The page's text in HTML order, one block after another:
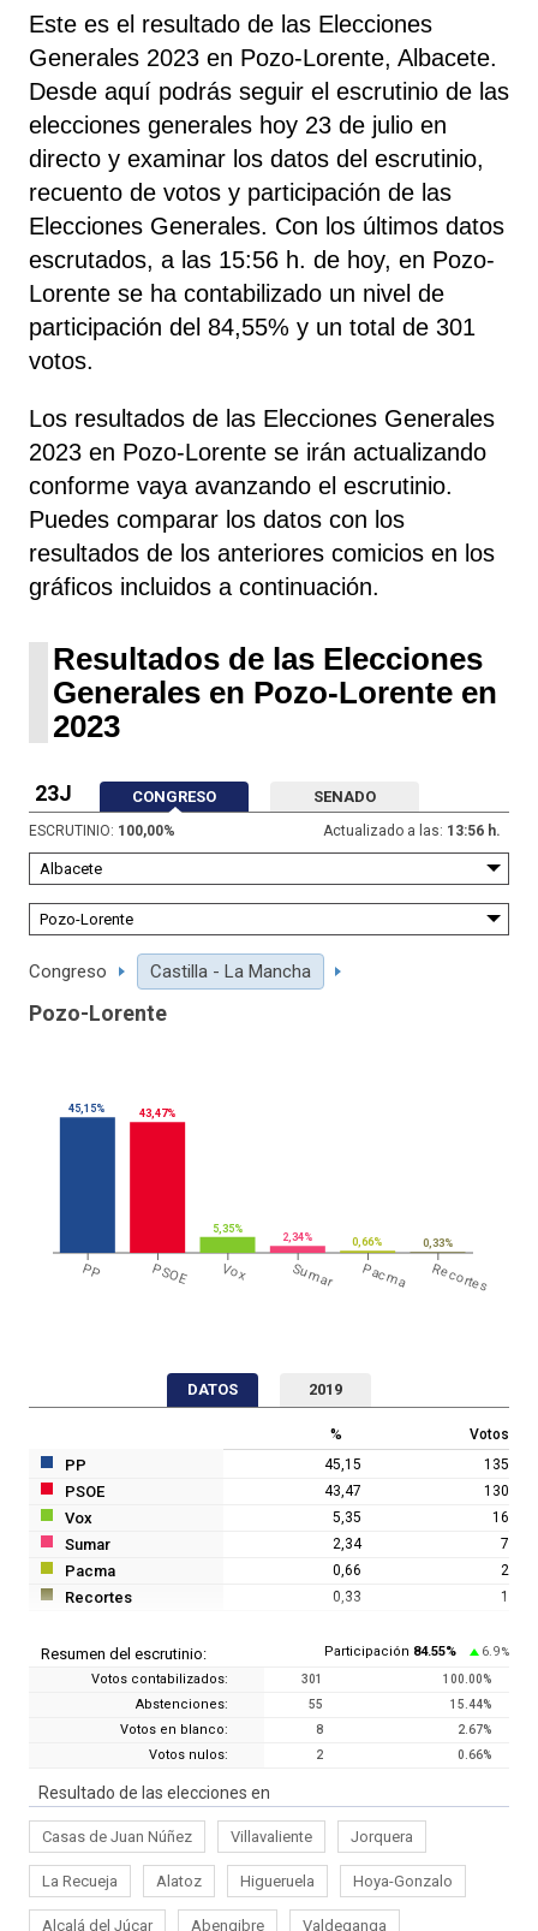
Este es el resultado de las Elecciones
Generales 2023 en Pozo-Lorente, Albacete.
Desde aquí podrás seguir el escrutinio de las
elecciones generales hoy 23 de julio en
directo y examinar los datos del escrutinio,
recuento de votos y participación de las
Elecciones Generales. Con los últimos datos
escrutados, a las 15:56 h. de hoy, en Pozo-
Lorente se ha contabilizado un nivel de
participación del 84,55% y un total de 301
votos.
Los resultados de las Elecciones Generales
2023 en Pozo-Lorente se irán actualizando
conforme vaya avanzando el escrutinio.
Puedes comparar los datos con los
resultados de los anteriores comicios en los
gráficos incluidos a continuación.
Resultados de las Elecciones
Generales en Pozo-Lorente en
2023
23J CONGRESO SENADO
ESCRUTINIO: 100,00% Actualizado a las: 13:56 h.
Congreso Castilla - La Mancha
Pozo-Lorente
PP PSOE Vox Sumar Pacma Recortes
45,15% 43,47%
5,35%
2,34% 0,66% 0,33%
DATOS 2019
% Votos
PP 45,15 135
PSOE 43,47 130
Vox 5,35 16
Sumar 2,34 7
Pacma 0,66 2
Recortes 0,33 1
Resumen del escrutinio: Participación 84.55% 6.9 %
Votos contabilizados: 301 100.00%
Abstenciones: 55 15.44%
Votos en blanco: 8 2.67%
Votos nulos: 2 0.66%
Resultado de las elecciones en
Casas de Juan Núñez Villavaliente Jorquera
La Recueja Alatoz Higueruela Hoya-Gonzalo
Alcalá del Júcar Abengibre Valdeganga